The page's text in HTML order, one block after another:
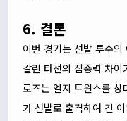
6. 결론
이번 경기는 선발 투수
갈린 타선의 집중력 차
로즈는 엘지 트윈스를
가 선발로 출격하여 긴